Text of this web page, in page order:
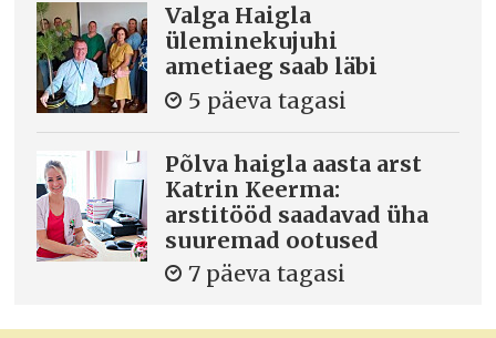
Valga Haigla
üleminekujuhi
ametiaeg saab läbi
5 päeva tagasi
Põlva haigla aasta arst
Katrin Keerma:
arstitööd saadavad üha
suuremad ootused
7 päeva tagasi